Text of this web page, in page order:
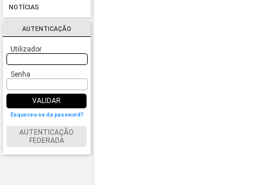
NOTÍCIAS
AUTENTICAÇÃO
Utilizador
Senha
VALIDAR
Esqueceu-se da password?
AUTENTICAÇÃO
FEDERADA